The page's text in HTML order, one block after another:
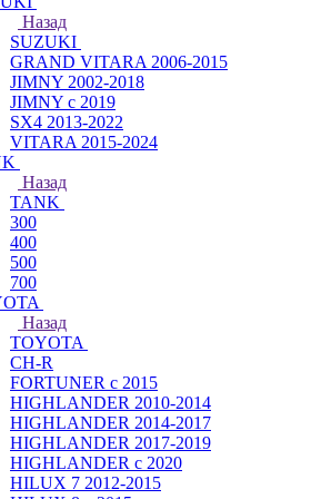
Назад
SUZUKI
GRAND VITARA 2006-2015
JIMNY 2002-2018
JIMNY с 2019
SX4 2013-2022
VITARA 2015-2024
Назад
TANK
300
400
500
700
Назад
TOYOTA
CH-R
FORTUNER с 2015
HIGHLANDER 2010-2014
HIGHLANDER 2014-2017
HIGHLANDER 2017-2019
HIGHLANDER с 2020
HILUX 7 2012-2015